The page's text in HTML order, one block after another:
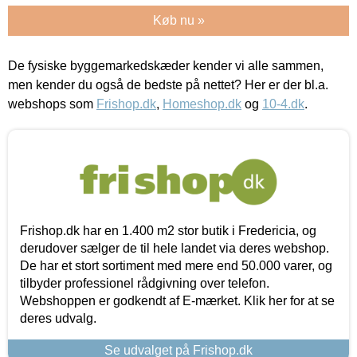
Køb nu »
De fysiske byggemarkedskæder kender vi alle sammen,
men kender du også de bedste på nettet? Her er der bl.a.
webshops som Frishop.dk, Homeshop.dk og 10-4.dk.
Frishop.dk har en 1.400 m2 stor butik i Fredericia, og
derudover sælger de til hele landet via deres webshop.
De har et stort sortiment med mere end 50.000 varer, og
tilbyder professionel rådgivning over telefon.
Webshoppen er godkendt af E-mærket. Klik her for at se
deres udvalg.
Se udvalget på Frishop.dk